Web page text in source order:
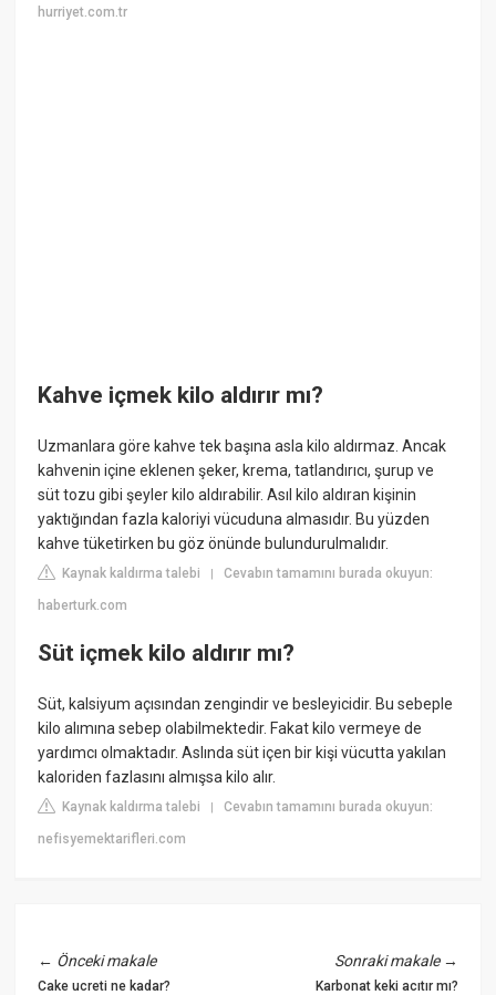
hurriyet.com.tr
Kahve içmek kilo aldırır mı?
Uzmanlara göre kahve tek başına asla kilo aldırmaz. Ancak
kahvenin içine eklenen şeker, krema, tatlandırıcı, şurup ve
süt tozu gibi şeyler kilo aldırabilir. Asıl kilo aldıran kişinin
yaktığından fazla kaloriyi vücuduna almasıdır. Bu yüzden
kahve tüketirken bu göz önünde bulundurulmalıdır.
Kaynak kaldırma talebi |Cevabın tamamını burada okuyun:
haberturk.com
Süt içmek kilo aldırır mı?
Süt, kalsiyum açısından zengindir ve besleyicidir. Bu sebeple
kilo alımına sebep olabilmektedir. Fakat kilo vermeye de
yardımcı olmaktadır. Aslında süt içen bir kişi vücutta yakılan
kaloriden fazlasını almışsa kilo alır.
Kaynak kaldırma talebi |Cevabın tamamını burada okuyun:
nefisyemektarifleri.com
← Önceki makale
Cake ucreti ne kadar?
Sonraki makale→
Karbonat keki acıtır mı?